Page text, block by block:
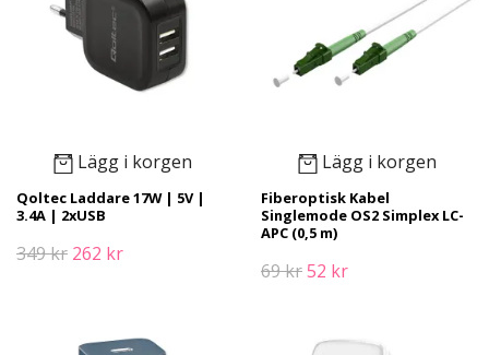
Lägg i korgen
Qoltec Laddare 17W | 5V |
3.4A | 2xUSB
349 kr 262 kr
Lägg i korgen
Fiberoptisk Kabel
Singlemode OS2 Simplex LC-
APC (0,5 m)
69 kr52 kr